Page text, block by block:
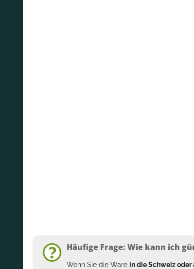
Häufige Frage: Wie kann ich
Wenn Sie die Ware in die Schweiz